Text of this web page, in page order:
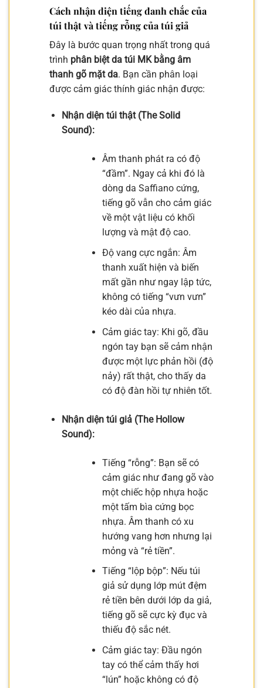
Cách nhận diện tiếng đanh chắc của
túi thật và tiếng rỗng của túi giả
Đây là bước quan trọng nhất trong quá
trình phân biệt da túi MK bằng âm
thanh gõ mặt da. Bạn cần phân loại
được cảm giác thính giác nhận được:
Nhận diện túi thật (The Solid
Sound):
Âm thanh phát ra có độ
“đầm”. Ngay cả khi đó là
dòng da Saffiano cứng,
tiếng gõ vẫn cho cảm giác
về một vật liệu có khối
lượng và mật độ cao.
Độ vang cực ngắn: Âm
thanh xuất hiện và biến
mất gần như ngay lập tức,
không có tiếng “vưn vưn”
kéo dài của nhựa.
Cảm giác tay: Khi gõ, đầu
ngón tay bạn sẽ cảm nhận
được một lực phản hồi (độ
nảy) rất thật, cho thấy da
có độ đàn hồi tự nhiên tốt.
Nhận diện túi giả (The Hollow
Sound):
Tiếng “rỗng”: Bạn sẽ có
cảm giác như đang gõ vào
một chiếc hộp nhựa hoặc
một tấm bìa cứng bọc
nhựa. Âm thanh có xu
hướng vang hơn nhưng lại
mỏng và “rẻ tiền”.
Tiếng “lộp bộp”: Nếu túi
giả sử dụng lớp mút đệm
rẻ tiền bên dưới lớp da giả,
tiếng gõ sẽ cực kỳ đục và
thiếu độ sắc nét.
Cảm giác tay: Đầu ngón
tay có thể cảm thấy hơi
“lún” hoặc không có độ